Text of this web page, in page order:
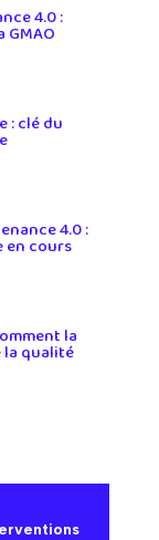
4.0 :
: clé du
4.0 :
cours
la
qualité